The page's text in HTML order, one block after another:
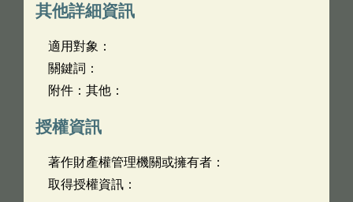
其他詳細資訊
適用對象：
關鍵詞：
附件：其他：
授權資訊
著作財產權管理機關或擁有者：
取得授權資訊：